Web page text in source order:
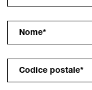
Nome*
Codice postale*